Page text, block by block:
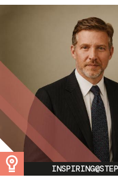
Image
INSPIRING@STEP